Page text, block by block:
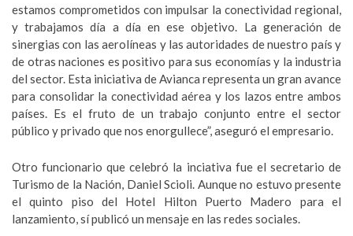
estamos comprometidos con impulsar la conectividad regional,
y trabajamos día a día en ese objetivo. La generación de
sinergias con las aerolíneas y las autoridades de nuestro país y
de otras naciones es positivo para sus economías y la industria
del sector. Esta iniciativa de Avianca representa un gran avance
para consolidar la conectividad aérea y los lazos entre ambos
países. Es el fruto de un trabajo conjunto entre el sector
público y privado que nos enorgullece”, aseguró el empresario.
Otro funcionario que celebró la inciativa fue el secretario de
Turismo de la Nación, Daniel Scioli. Aunque no estuvo presente
el quinto piso del Hotel Hilton Puerto Madero para el
lanzamiento, sí publicó un mensaje en las redes sociales.